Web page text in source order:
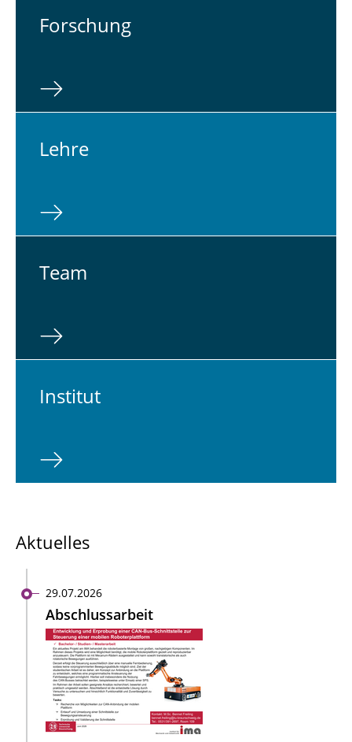
For­schung
Lehre
Team
In­sti­tut
Aktuelles
29.07.2026
Abschlussarbeit